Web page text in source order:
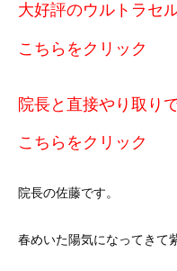
大好評のウルトラセ
こちらをクリック
院長と直接やり取り
こちらをクリック
院長の佐藤です。
春めいた陽気になってきて